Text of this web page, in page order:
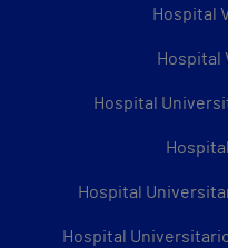
Hospital
Hospital
Hospital
Hospital
Hospital